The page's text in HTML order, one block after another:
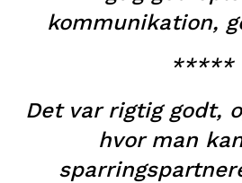
kommunikation,
*****
Det var rigtig godt,
hvor man